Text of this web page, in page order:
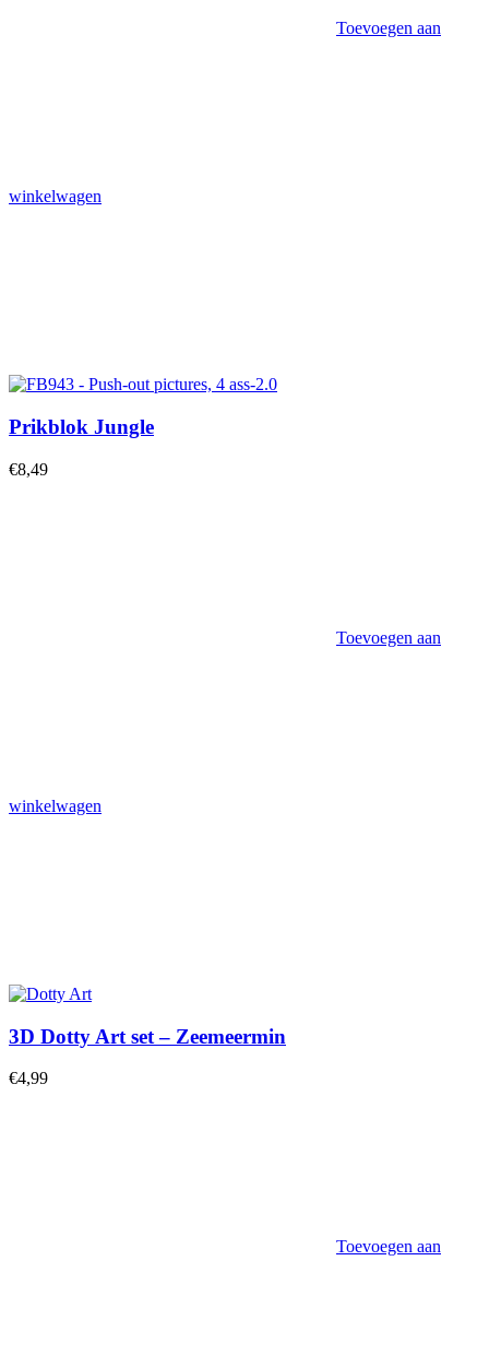
Toevoegen aan
winkelwagen
Prikblok Jungle
€8,49
Toevoegen aan
winkelwagen
3D Dotty Art set – Zeemeermin
€4,99
Toevoegen aan